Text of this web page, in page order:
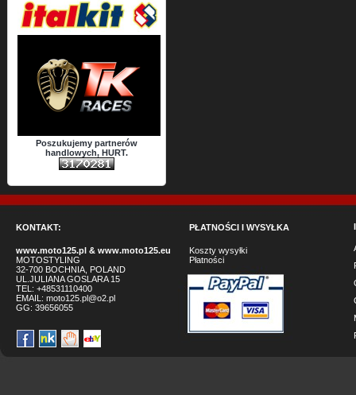
Poszukujemy partnerów
handlowych, HURT.
KONTAKT:
www.moto125.pl & www.moto125.eu
MOTOSTYLING
32-700 BOCHNIA, POLAND
UL.JULIANA GOSLARA 15
TEL: +48531110400
EMAIL: moto125.pl@o2.pl
GG: 39656055
PŁATNOŚCI I WYSYŁKA
Koszty wysyłki
Płatności